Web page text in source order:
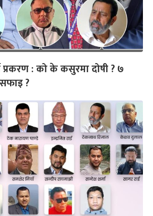
प्रकरण : को के कसुरमा दोषी ? ७
?